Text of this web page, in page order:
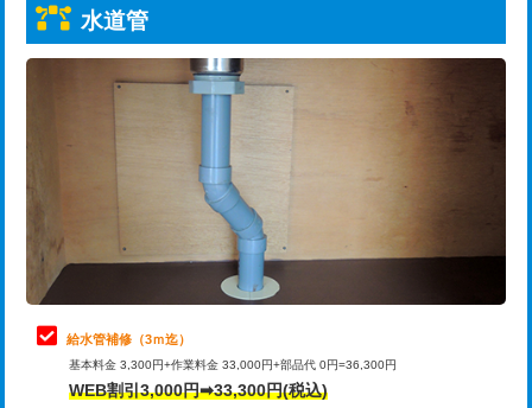
給水管工事※（ライニング鋼管・銅
管・ポリ管・HT管使用/3ｍまで)
給水管工事※（ライニング鋼管・銅
管・ポリ管・HT管使用/3ｍ超え)
排水管工事（土の掘削・埋め戻し作
11,000円~
排水管工事（排水管工事/3ｍまで） 55,000円
排水管工事（追加 排水管工事/3ｍ超
マス交換（土の掘削・埋め戻し作業）
マス交換（深さ50㎝未満）
トーラー機使用/3mまで
追加トーラー機使用/3m超え
33,000円
8,800円
止水・漏水調査・防水処理・清掃・修
理・調整・分解・加工など（軽作業）
11,000円
止水・漏水調査・防水処理・清掃・修
理・調整・分解・加工など（中作業）
止水・漏水調査・防水処理・清掃・修
理・調整・分解・加工など（重作業）
33,000円
水道管
給水管補修（3ｍ迄）
基本料金 3,300円+作業料金 33,000円+部品代 0円=36,300円
WEB割引3,000円➡33,300円(税込)